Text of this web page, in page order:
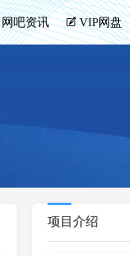
网吧资讯 VIP网盘
项目介绍